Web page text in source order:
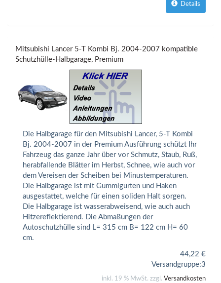
Details
Mitsubishi Lancer 5-T Kombi Bj. 2004-2007 kompatible
Schutzhülle-Halbgarage, Premium
Die Halbgarage für den Mitsubishi Lancer, 5-T Kombi
Bj. 2004-2007 in der Premium Ausführung schützt Ihr
Fahrzeug das ganze Jahr über vor Schmutz, Staub, Ruß,
herabfallende Blätter im Herbst, Schnee, wie auch vor
dem Vereisen der Scheiben bei Minustemperaturen.
Die Halbgarage ist mit Gummigurten und Haken
ausgestattet, welche für einen soliden Halt sorgen.
Die Halbgarage ist wasserabweisend, wie auch auch
Hitzereflektierend. Die Abmaßungen der
Autoschutzhülle sind L= 315 cm B= 122 cm H= 60
cm.
44,22 €
Versandgruppe:3
inkl. 19 % MwSt. zzgl. Versandkosten